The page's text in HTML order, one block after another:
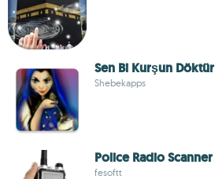
Sen Bi Kurşun Döktür
Shebekapps
Police Radio Scanner
fesoftt